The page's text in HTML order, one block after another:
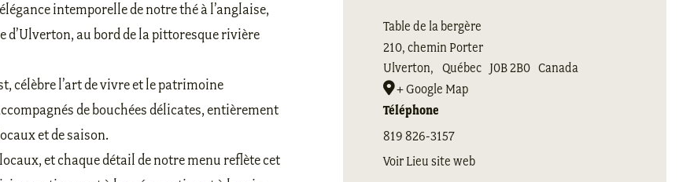
intemporelle de notre thé à l’anglaise,
au bord de la pittoresque rivière
célèbre l’art de vivre et le patrimoine
de bouchées délicates, entièrement
et de saison.
et chaque détail de notre menu reflète cet
Table de la bergère
210, chemin Porter
Ulverton, Québec J0B 2B0 Canada
+ Google Map
Téléphone
819 826-3157
Voir Lieu site web